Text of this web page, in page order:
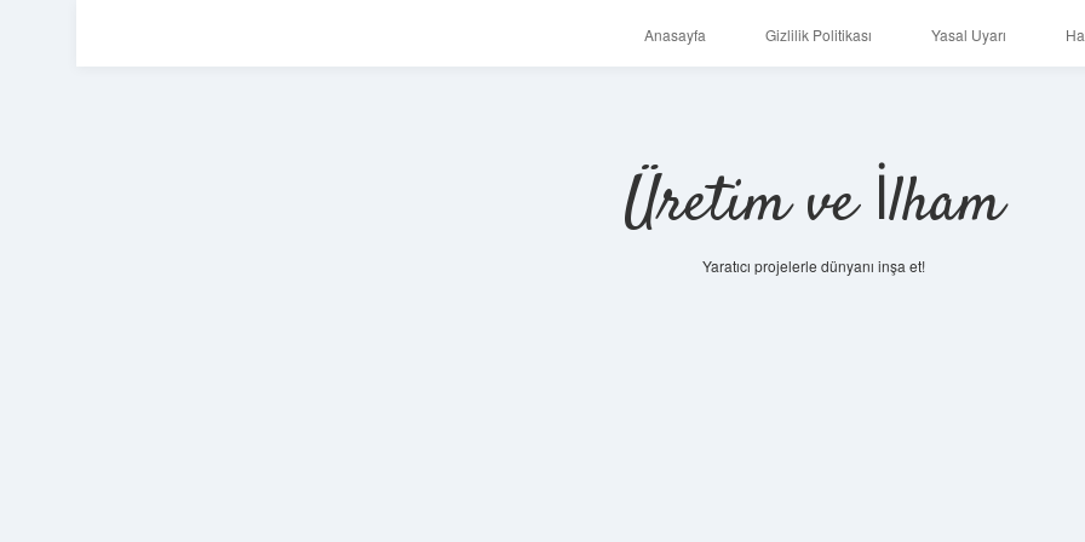
Anasayfa Gizlilik Politikası Yasal Uyarı
Üretim ve İlham
Yaratıcı projelerle dünyanı inşa et!